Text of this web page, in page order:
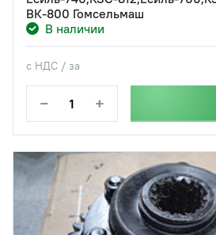
ВК-800 Гомсельмаш
В наличии
с НДС / за
− +